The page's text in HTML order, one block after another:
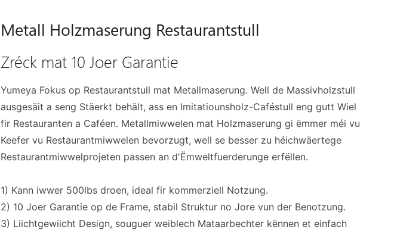
Metall Holzmaserung Restaurantstull
Zréck mat 10 Joer Garantie
Yumeya Fokus op Restaurantstull mat Metallmaserung. Well de Massivholzstull
ausgesäit a seng Stäerkt behält, ass en Imitatiounsholz-Caféstull eng gutt Wiel
fir Restauranten a Caféen. Metallmiwwelen mat Holzmaserung gi ëmmer méi vu
Keefer vu Restaurantmiwwelen bevorzugt, well se besser zu héichwäertege
Restaurantmiwwelprojeten passen an d'Ëmweltfuerderunge erfëllen.
1) Kann iwwer 500lbs droen, ideal fir kommerziell Notzung.
2) 10 Joer Garantie op de Frame, stabil Struktur no Jore vun der Benotzung.
3) Liichtgewiicht Design, souguer weiblech Mataarbechter kënnen et einfach